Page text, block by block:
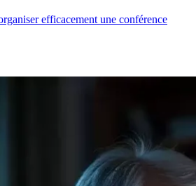
efficacement une conférence